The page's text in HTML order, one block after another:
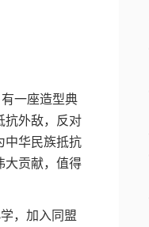
一座造型典
抗外敌，反对
中华民族抵抗
大贡献，值得
，加入同盟